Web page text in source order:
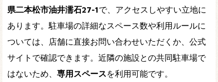
県二本松市油井濡石27-1で、アクセスしやすい立地に
あります。駐車場の詳細なスペース数や利用ルールに
ついては、店舗に直接お問い合わせいただくか、公式
サイトで確認できます。近隣の施設との共同駐車場で
はないため、 専用スペースを利用可能です。